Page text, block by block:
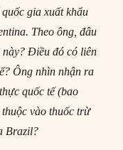
gia xuất khẩu
Theo ông, đâu
này? Điều đó có liên
Ông nhìn nhận ra
quốc tế (bao
vào thuốc trừ
Brazil?